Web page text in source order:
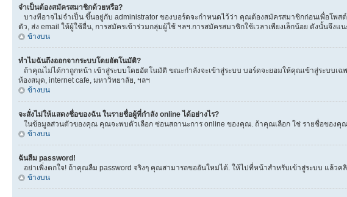
จำเป็นต้องสมัครสมาชิกด้วยหรือ?
บางทีอาจไม่จำเป็น ขึ้นอยู่กับ administrator ของบอร์ดจะกำหนดไว้ว่า คุณต้องสมัครสมาชิกก่อนเพื่อโ
ตัว, ส่ง email ให้ผู้ใช้อื่น, การสมัครเข้าร่วมกลุ่มผู้ใช้ ฯลฯ.การสมัครสมาชิกใช้เวลาเพียงเล็กน้อย ดังนั้นจึง
ข้างบน
ทำไมฉันถึงออกจากระบบโดยอัตโนมัติ?
ถ้าคุณไม่ได้กาถูกหน้า เข้าสู่ระบบโดยอัตโนมัติ ขณะกำลังจะเข้าสู่ระบบ บอร์ดจะยอมให้คุณเข้าสู่ระบบ
ห้องสมุด, internet cafe, มหาวิทยาลัย, ฯลฯ
ข้างบน
จะสั่งไม่ให้แสดงชื่อของฉัน ในรายชื่อผู้ที่กำลัง online ได้อย่างไร?
ในข้อมูลส่วนตัวของคุณ คุณจะพบตัวเลือก ซ่อนสถานะการ online ของคุณ. ถ้าคุณเลือก ใช่ รายชื่อของ
ข้างบน
ฉันลืม password!
อย่าเพิ่งตกใจ! ถ้าคุณลืม password จริงๆ คุณสามารถขออันใหม่ได้. ให้ไปที่หน้าสำหรับเข้าสู่ระบบ แล้วค
ข้างบน